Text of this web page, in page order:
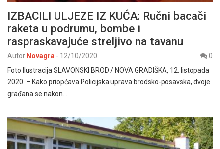
IZBACILI ULJEZE IZ KUĆA: Ručni bacači
raketa u podrumu, bombe i
raspraskavajuće streljivo na tavanu
Autor Novagra - 12/10/2020
0
Foto Ilustracija SLAVONSKI BROD / NOVA GRADIŠKA, 12. listopada
2020. – Kako priopćava Policijska uprava brodsko-posavska, dvoje
građana se nakon…